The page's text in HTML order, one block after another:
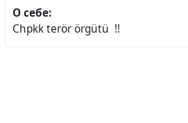
О себе:
Chpkk terör örgütü !!